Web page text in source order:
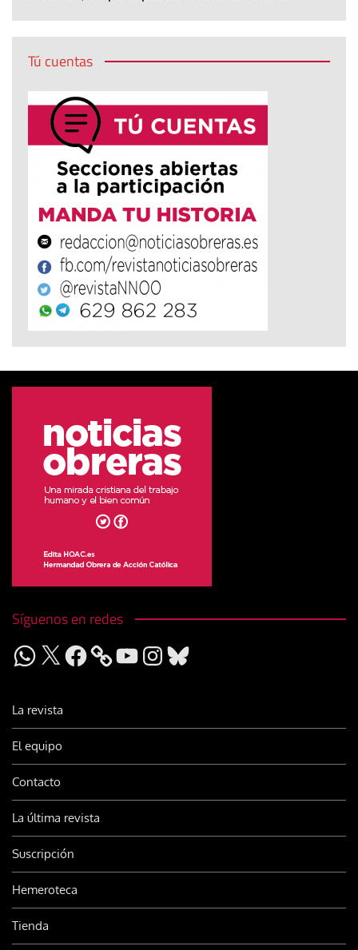
Tú cuentas
Síguenos en redes
WhatsApp
X Facebook YouTubeInstagram
Bluesky
La revista
El equipo
Contacto
La última revista
Suscripción
Hemeroteca
Tienda